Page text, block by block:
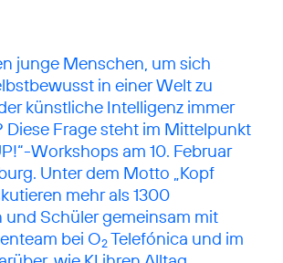
junge Menschen, um sich
in einer Welt zu
künstliche Intelligenz immer
Diese Frage steht im Mittelpunkt
Workshops am 10. Februar
Unter dem Motto „Kopf
mehr als 1300
und Schüler gemeinsam mit
bei O2Telefónica und im